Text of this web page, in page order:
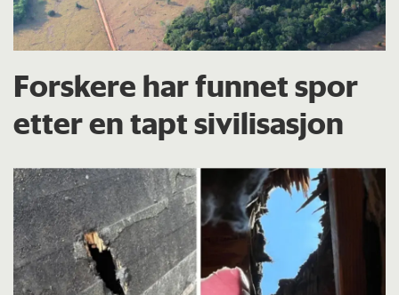
Forskere har funnet spor
etter en tapt sivilisasjon